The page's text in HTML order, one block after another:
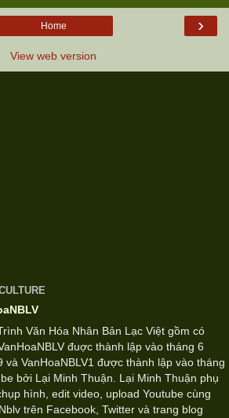
›
Home
View web version
Văn Hóa Nhân Bản Lạc Việt gồm có
đuợc thành lập vào tháng 6
và VanHoaNBLV1 được thành lập vào tháng
bởi Lại Minh Thuận. Lại Minh Thuận phụ
hình, edit video, upload Youtube cùng
trên Facebook, Twitter và trang blog